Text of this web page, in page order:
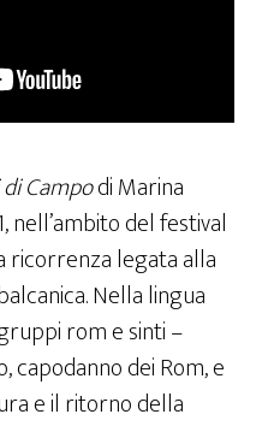
Campodi Marina
nell’ambito del festival
ricorrenza legata alla
Nella lingua
rom e sinti –
capodanno dei Rom, e
e il ritorno della